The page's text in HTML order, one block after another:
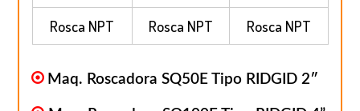
Rosca NPT
Rosca NPT Rosca NPT
Maq. Roscadora SQ50E Tipo RIDGID 2″